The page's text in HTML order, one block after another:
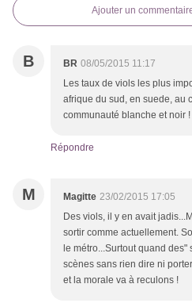
Ajouter un
B BR 08/05/2015 11:17
Les taux de viols les plus
afrique du sud, en suede, au
communauté blanche et noir !
Répondre
M Magitte 23/02/2015 17:05
Des viols, il y en avait
sortir comme actuellement.
le métro...Surtout quand
scènes sans rien dire ni
et la morale va à reculons !